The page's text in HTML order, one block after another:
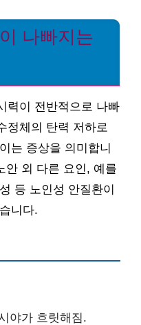
나빠지는
력이 전반적으로 나빠
정체의 탄력 저하로
는 증상을 의미합니
안 외 다른 요인, 예를
등 노인성 안질환이
니다.
야가 흐릿해짐.